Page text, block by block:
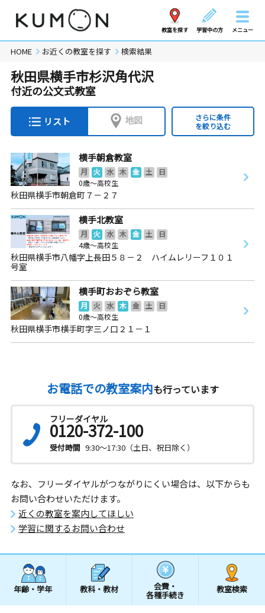
教室を探す 学習中の方 メニュー
HOME お近くの教室を探す 検索結果
秋田県横手市杉沢角代沢
付近の公文式教室
リスト 地図
さらに条件
を絞り込む
横手朝倉教室
月 火 水 木 金 土
日
0歳～高校生
秋田県横手市朝倉町７－２７
横手北教室
月 火 水 木 金 土
日
4歳～高校生
秋田県横手市八幡字上長田５８－２ ハイムレリーフ１０１
号室
横手町おおぞら教室
月 火 水 木 金 土
日
0歳～高校生
秋田県横手市横手町字三ノ口２１－１
お電話での教室案内も行っています
フリーダイヤル
0120-372-100
受付時間 9:30～17:30（土日、祝日除く）
なお、フリーダイヤルがつながりにくい場合は、以下からも
お問い合わせいただけます。
近くの教室を案内してほしい
学習に関するお問い合わせ
年齢・学年 教科・教材 会費・
各種手続き
教室検索